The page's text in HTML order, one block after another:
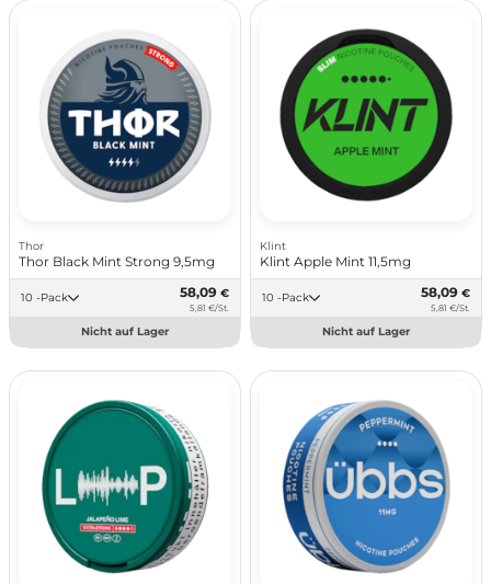
Thor
Thor Black Mint Strong 9,5mg
10 -Pack 58,09 €
5,81 €/St.
Nicht auf Lager
Klint
Klint Apple Mint 11,5mg
10 -Pack 58,09 €
5,81 €/St.
Nicht auf Lager